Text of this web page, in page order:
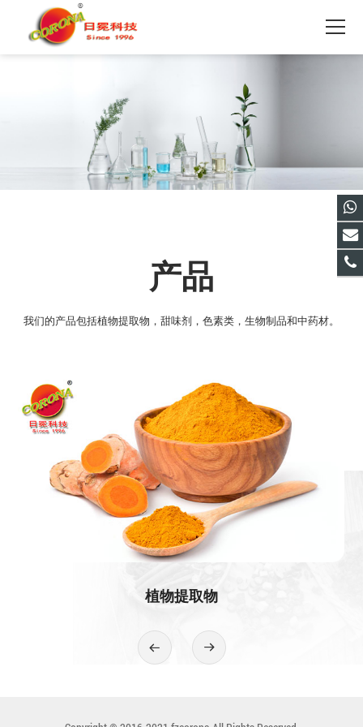
产品
我们的产品包括植物提取物，甜味剂，色素类，生物制品和中药材。
植物提取物